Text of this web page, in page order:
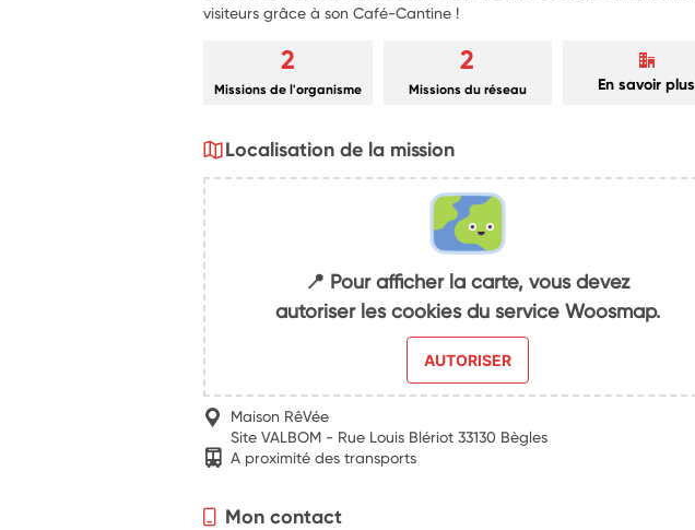
visiteurs grâce à son Café-Cantine !
2
Missions de l'organisme
2
Missions du réseau En savoir plus
Localisation de la mission
📍 Pour afficher la carte, vous devez
autoriser les cookies du service Woosmap.
AUTORISER
Maison RêVée
Site VALBOM - Rue Louis Blériot 33130 Bègles
A proximité des transports
Mon contact